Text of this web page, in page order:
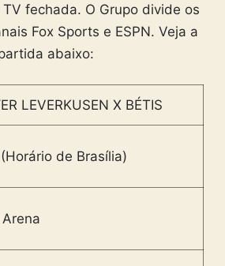
fechada. O Grupo divide os
Fox Sports e ESPN. Veja a
abaixo:
LEVERKUSEN X BÉTIS
de Brasília)